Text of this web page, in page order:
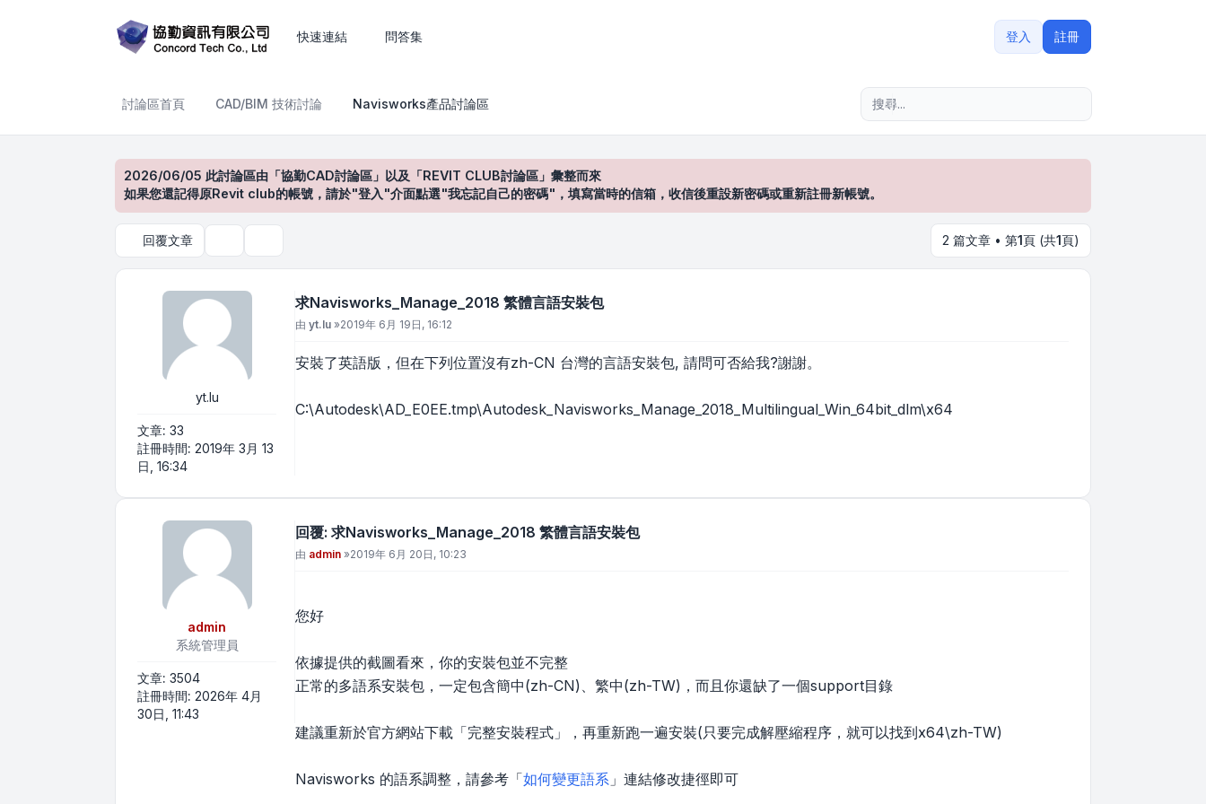
快速連結 問答集 登入 註冊
討論區首頁 CAD/BIM 技術討論 Navisworks產品討論區
2026/06/05 此討論區由「協勤CAD討論區」以及「REVIT CLUB討論區」彙整而來
如果您還記得原Revit club的帳號，請於"登入"介面點選"我忘記自己的密碼"，填寫當時的信箱，收信後重設新密碼或重新註冊新帳號。
回覆文章 2 篇文章 • 第1頁 (共1頁)
yt.lu
文章: 33
註冊時間: 2019年 3月 13
日, 16:34
求Navisworks_Manage_2018 繁體言語安裝包
文章
由 yt.lu »2019年 6月 19日, 16:12
安裝了英語版，但在下列位置沒有zh-CN 台灣的言語安裝包, 請問可否給我?謝謝。
C:\Autodesk\AD_E0EE.tmp\Autodesk_Navisworks_Manage_2018_Multilingual_Win_64bit_dlm\x64
admin
系統管理員
文章: 3504
註冊時間: 2026年 4月
30日, 11:43
回覆: 求Navisworks_Manage_2018 繁體言語安裝包
文章
由 admin »2019年 6月 20日, 10:23
您好
依據提供的截圖看來，你的安裝包並不完整
正常的多語系安裝包，一定包含簡中(zh-CN)、繁中(zh-TW)，而且你還缺了一個support目錄
建議重新於官方網站下載「完整安裝程式」，再重新跑一遍安裝(只要完成解壓縮程序，就可以找到x64\zh-TW)
Navisworks 的語系調整，請參考「如何變更語系 」連結修改捷徑即可